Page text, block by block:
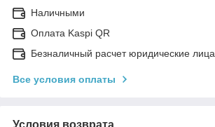
Наличными
Оплата Kaspi QR
Безналичный расчет юридические лица
Все условия оплаты
Условия возврата